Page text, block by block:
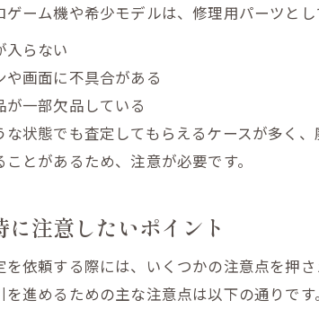
ゲーム機や希少モデルは、修理用パーツとし
入らない
や画面に不具合がある
が一部欠品している
な状態でも査定してもらえるケースが多く
ことがあるため、注意が必要です。
に注意したいポイント
を依頼する際には、いくつかの注意点を押
を進めるための主な注意点は以下の通りです。